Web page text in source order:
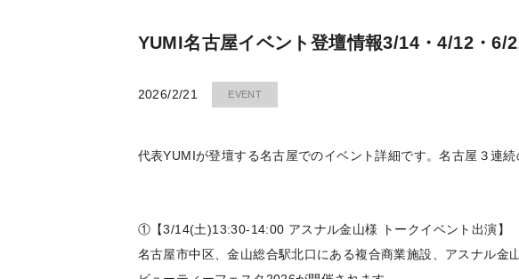
YUMI名古屋イベント登壇情報3/14・4/12・6/
2026/2/21 EVENT
代表YUMIが登壇する名古屋でのイベント詳細です。名古屋３連
①【3/14(土)13:30-14:00 アスナル金山様 トークイベント出演】
名古屋市中区、金山総合駅北口にある複合商業施設、アスナル金